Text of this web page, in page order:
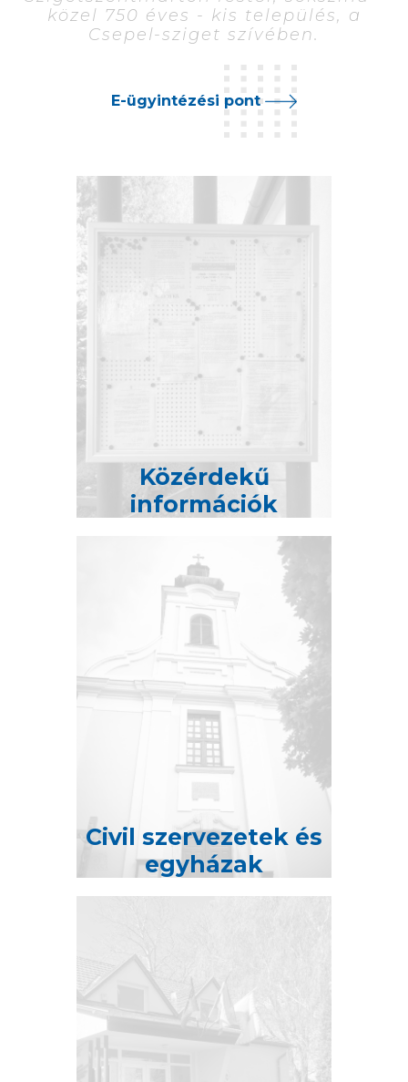
közel 750 éves - kis település, a
Csepel-sziget szívében.
E-ügyintézési pont
Közérdekű
információk
Civil szervezetek és
egyházak